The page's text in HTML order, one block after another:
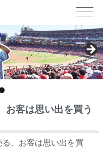
お客は思い出を買う
、お客は思い出を買